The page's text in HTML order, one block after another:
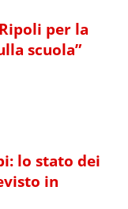
per la
scuola”
lo stato dei
in